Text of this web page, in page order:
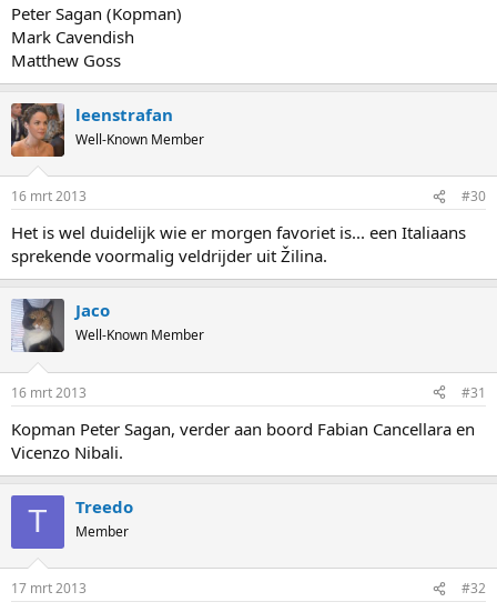
Peter Sagan (Kopman)
Mark Cavendish
Matthew Goss
leenstrafan
Well-Known Member
16 mrt 2013 #30
Het is wel duidelijk wie er morgen favoriet is... een Italiaans
sprekende voormalig veldrijder uit Žilina.
Jaco
Well-Known Member
16 mrt 2013 #31
Kopman Peter Sagan, verder aan boord Fabian Cancellara en
Vicenzo Nibali.
T Treedo
Member
17 mrt 2013 #32